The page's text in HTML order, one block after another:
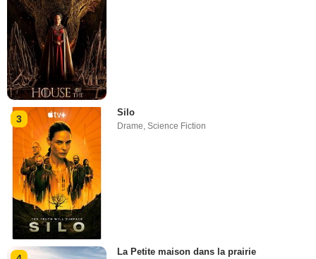
3
Silo
Drame,Science Fiction
La Petite maison dans la prairie